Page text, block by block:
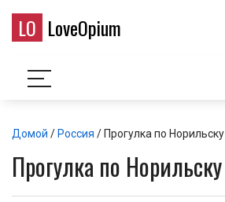
LO LoveOpium
Домой / Россия / Прогулка по Норильску
Прогулка по Норильску